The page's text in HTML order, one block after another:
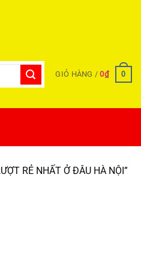
GIỎ HÀNG /0₫ 0
RẺ NHẤT Ở ĐÂU HÀ NỘI”